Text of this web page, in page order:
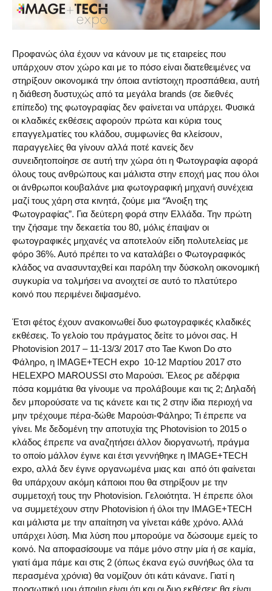
Προφανώς όλα έχουν να κάνουν με τις εταιρείες που
υπάρχουν στον χώρο και με το πόσο είναι διατεθειμένες να
στηρίξουν οικονομικά την όποια αντίστοιχη προσπάθεια, αυτή
η διάθεση δυστυχώς από τα μεγάλα brands (σε διεθνές
επίπεδο) της φωτογραφίας δεν φαίνεται να υπάρχει. Φυσικά
οι κλαδικές εκθέσεις αφορούν πρώτα και κύρια τους
επαγγελματίες του κλάδου, συμφωνίες θα κλείσουν,
παραγγελίες θα γίνουν αλλά ποτέ κανείς δεν
συνειδητοποίησε σε αυτή την χώρα ότι η Φωτογραφία αφορά
όλους τους ανθρώπους και μάλιστα στην εποχή μας που όλοι
οι άνθρωποι κουβαλάνε μια φωτογραφική μηχανή συνέχεια
μαζί τους χάρη στα κινητά, ζούμε μια “Άνοιξη της
Φωτογραφίας”. Για δεύτερη φορά στην Ελλάδα. Την πρώτη
την ζήσαμε την δεκαετία του 80, μόλις έπαψαν οι
φωτογραφικές μηχανές να αποτελούν είδη πολυτελείας με
φόρο 36%. Αυτό πρέπει το να καταλάβει ο Φωτογραφικός
κλάδος να ανασυνταχθεί και παρόλη την δύσκολη οικονομική
συγκυρία να τολμήσει να ανοιχτεί σε αυτό το πλατύτερο
κοινό που περιμένει διψασμένο.
Έτσι φέτος έχουν ανακοινωθεί δυο φωτογραφικές κλαδικές
εκθέσεις. Το γελοίο του πράγματος δείτε το μόνοι σας. Η
Photovision 2017 – 11-13/3/ 2017 στο Tae Kwon Do στο
Φάληρο, η IMAGE+TECH expo 10-12 Μαρτίου 2017 στο
HELEXPO MAROUSSI στο Μαρούσι. Έλεος ρε αδέρφια
πόσα κομμάτια θα γίνουμε να προλάβουμε και τις 2; Δηλαδή
δεν μπορούσατε να τις κάνετε και τις 2 στην ίδια περιοχή να
μην τρέχουμε πέρα-δώθε Μαρούσι-Φάληρο; Τι έπρεπε να
γίνει. Με δεδομένη την αποτυχία της Photovision το 2015 ο
κλάδος έπρεπε να αναζητήσει άλλον διοργανωτή, πράγμα
το οποίο μάλλον έγινε και έτσι γεννήθηκε η IMAGE+TECH
expo, αλλά δεν έγινε οργανωμένα μιας και από ότι φαίνεται
θα υπάρχουν ακόμη κάποιοι που θα στηρίξουν με την
συμμετοχή τους την Photovision. Γελοιότητα. Ή έπρεπε όλοι
να συμμετέχουν στην Photovision ή όλοι την IMAGE+TECH
και μάλιστα με την απαίτηση να γίνεται κάθε χρόνο. Αλλά
υπάρχει λύση. Μια λύση που μπορούμε να δώσουμε εμείς το
κοινό. Να αποφασίσουμε να πάμε μόνο στην μία ή σε καμία,
γιατί άμα πάμε και στις 2 (όπως έκανα εγώ συνήθως όλα τα
περασμένα χρόνια) θα νομίζουν ότι κάτι κάνανε. Γιατί η
προσωπική μου άποψη είναι ότι και οι δυο εκθέσεις θα είναι